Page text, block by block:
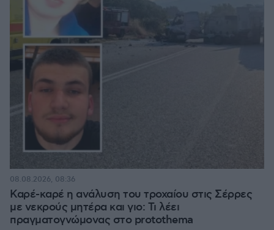
Καρέ-καρέ η ανάλυση του τροχαίου στις Σέρρες
με νεκρούς μητέρα και γιο: Τι λέει
πραγματογνώμονας στο protothema
08.08.2026, 08:36